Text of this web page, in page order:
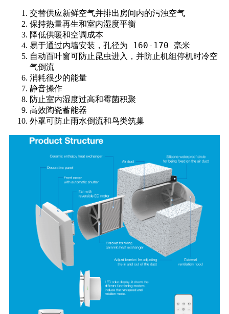
交替供应新鲜空气并排出房间内的污浊空气
保持热量再生和室内湿度平衡
降低供暖和空调成本
易于通过内墙安装，孔径为 160-170 毫米
自动百叶窗可防止昆虫进入，并防止机组停机时冷空
气倒流
消耗很少的能量
静音操作
防止室内湿度过高和霉菌积聚
高效陶瓷蓄能器
外罩可防止雨水倒流和鸟类筑巢